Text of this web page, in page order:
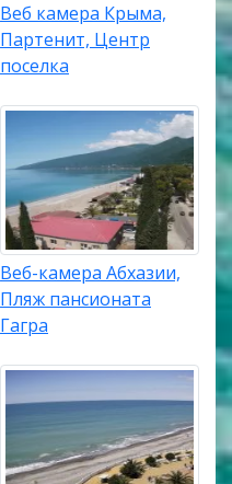
Веб камера Крыма,
Партенит, Центр
поселка
Веб-камера Абхазии,
Пляж пансионата
Гагра